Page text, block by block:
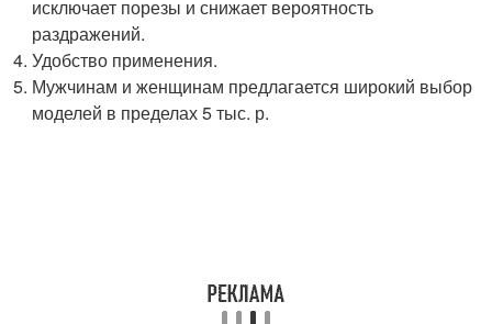
исключает порезы и снижает вероятность
раздражений.
Удобство применения.
Мужчинам и женщинам предлагается широкий выбор
моделей в пределах 5 тыс. р.